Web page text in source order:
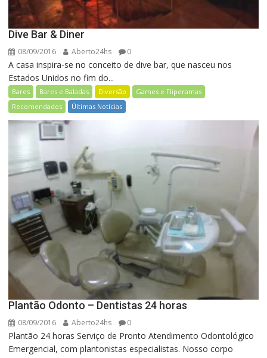
Dive Bar & Diner
08/09/2016 Aberto24hs 0
A casa inspira-se no conceito de dive bar, que nasceu nos
Estados Unidos no fim do...
Bares Bares e Baladas Diversão
Games e Fliperamas
Recomendados
Últimas Notícias
Plantão Odonto – Dentistas 24 horas
08/09/2016 Aberto24hs 0
Plantão 24 horas Serviço de Pronto Atendimento Odontológico
Emergencial, com plantonistas especialistas. Nosso corpo